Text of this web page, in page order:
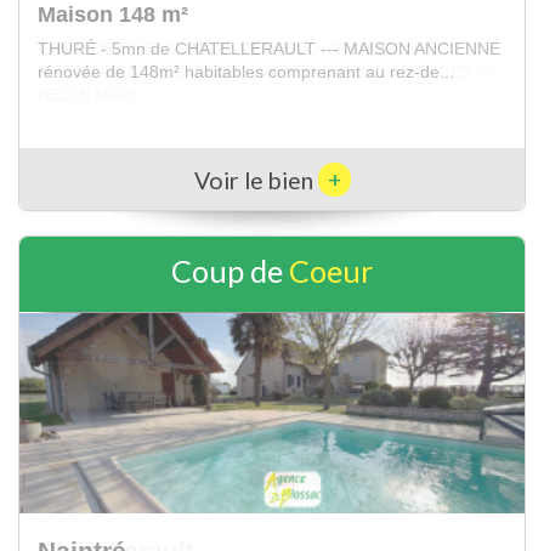
Maison 100 m²
COUP DE COEUR POUR CETTE JOLIE MAISON
RESTAUREE AVEC GOUT /// A PIED DES COMMERCES ///
Voir le bien +
Coup de Coeur